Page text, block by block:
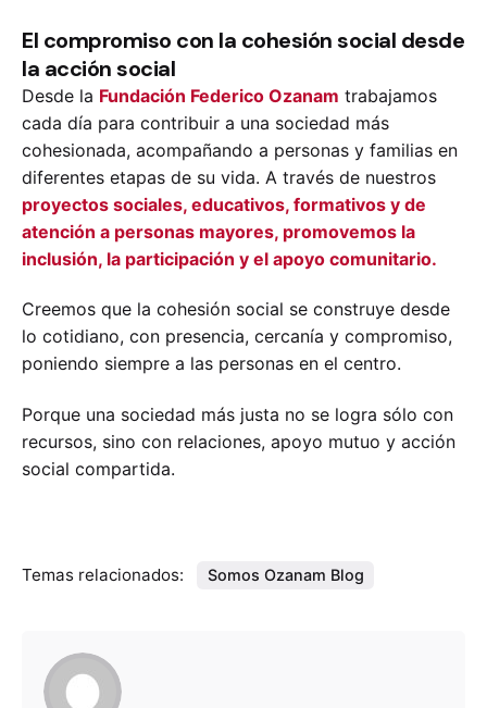
El compromiso con la cohesión social desde
la acción social
Desde la Fundación Federico Ozanam trabajamos
cada día para contribuir a una sociedad más
cohesionada, acompañando a personas y familias en
diferentes etapas de su vida. A través de nuestros
proyectos sociales, educativos, formativos y de
atención a personas mayores, promovemos la
inclusión, la participación y el apoyo comunitario.
Creemos que la cohesión social se construye desde
lo cotidiano, con presencia, cercanía y compromiso,
poniendo siempre a las personas en el centro.
Porque una sociedad más justa no se logra sólo con
recursos, sino con relaciones, apoyo mutuo y acción
social compartida.
Temas relacionados: Somos Ozanam Blog